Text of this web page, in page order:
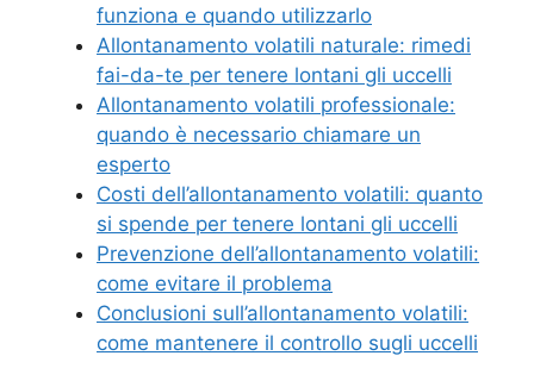
funziona e quando utilizzarlo
Allontanamento volatili naturale: rimedi
fai-da-te per tenere lontani gli uccelli
Allontanamento volatili professionale:
quando è necessario chiamare un
esperto
Costi dell’allontanamento volatili: quanto
si spende per tenere lontani gli uccelli
Prevenzione dell’allontanamento volatili:
come evitare il problema
Conclusioni sull’allontanamento volatili:
come mantenere il controllo sugli uccelli